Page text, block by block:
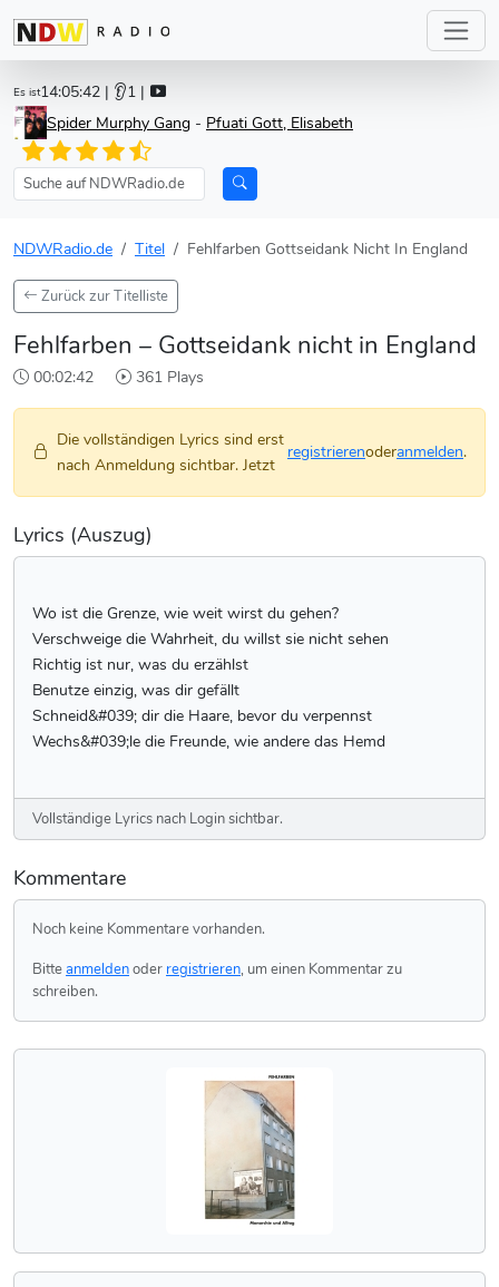
Es ist14:05:42 | 👂1 |
Spider Murphy Gang - Pfuati Gott, Elisabeth
NDWRadio.de Titel Fehlfarben Gottseidank Nicht In England
Zurück zur Titelliste
Fehlfarben – Gottseidank nicht in England
00:02:42 361 Plays
Die vollständigen Lyrics sind erst
nach Anmeldung sichtbar. Jetzt
registrierenoderanmelden.
Lyrics (Auszug)
Wo ist die Grenze, wie weit wirst du gehen?
Verschweige die Wahrheit, du willst sie nicht sehen
Richtig ist nur, was du erzählst
Benutze einzig, was dir gefällt
Schneid&#039; dir die Haare, bevor du verpennst
Wechs&#039;le die Freunde, wie andere das Hemd
Vollständige Lyrics nach Login sichtbar.
Kommentare
Noch keine Kommentare vorhanden.
Bitteanmeldenoder registrieren, um einen Kommentar zu
schreiben.